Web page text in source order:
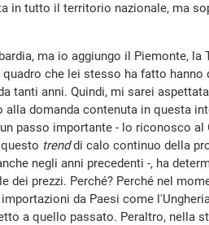
in tutto il territorio nazionale, ma
ma io aggiungo il Piemonte, la
che lei stesso ha fatto hanno
tanti anni. Quindi, mi sarei
domanda contenuta in questa
passo importante - lo riconosco al
trenddi calo continuo della
negli anni precedenti -, ha
dei prezzi. Perché? Perché nel
da Paesi come
a quello passato. Peraltro, nella